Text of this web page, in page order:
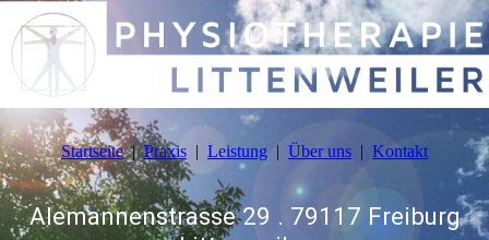
Startseite Praxis Leistung Über uns Kontakt
Alemannenstrasse 29 . 79117 Freiburg